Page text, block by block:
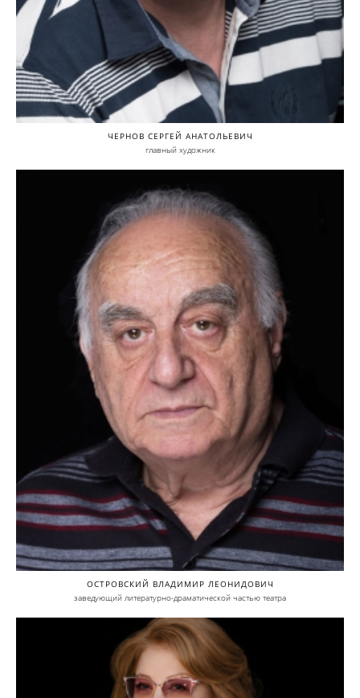
ЧЕРНОВ СЕРГЕЙ АНАТОЛЬЕВИЧ
главный художник
ОСТРОВСКИЙ ВЛАДИМИР ЛЕОНИДОВИЧ
заведующий литературно-драматической частью театра